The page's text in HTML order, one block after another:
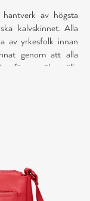
av högsta
kalvskinnet. Alla
av yrkesfolk innan
genom att alla
för att säkerställa
grundfärg, men